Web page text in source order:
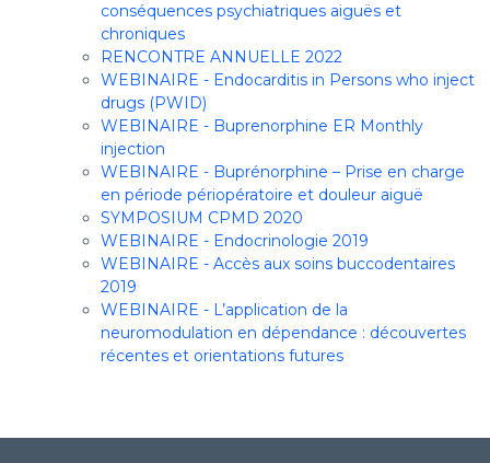
conséquences psychiatriques aiguës et
chroniques
RENCONTRE ANNUELLE 2022
WEBINAIRE - Endocarditis in Persons who inject
drugs (PWID)
WEBINAIRE - Buprenorphine ER Monthly
injection
WEBINAIRE - Buprénorphine – Prise en charge
en période périopératoire et douleur aiguë
SYMPOSIUM CPMD 2020
WEBINAIRE - Endocrinologie 2019
WEBINAIRE - Accès aux soins buccodentaires
2019
WEBINAIRE - L’application de la
neuromodulation en dépendance : découvertes
récentes et orientations futures